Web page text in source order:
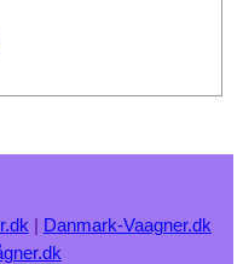
| Danmark-Vaagner.dk